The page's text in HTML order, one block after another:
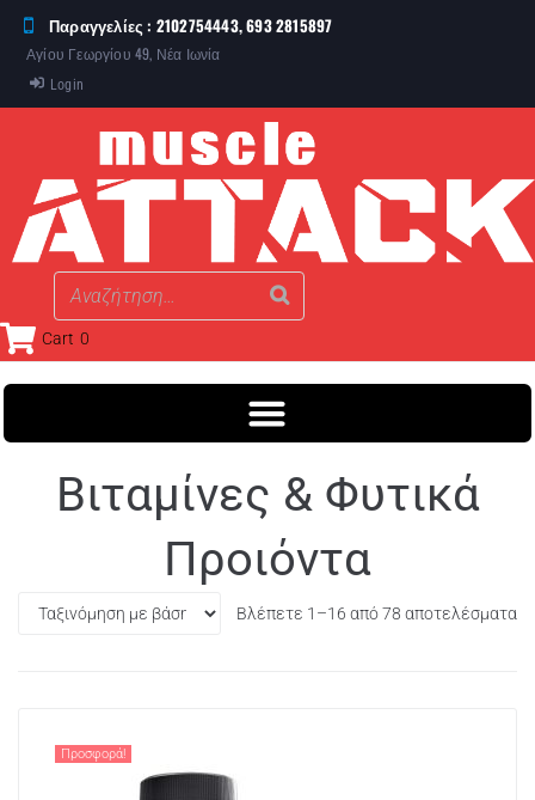
Παραγγελίες : 2102754443, 693 2815897
Αγίου Γεωργίου 49, Νέα Ιωνία
Login
Cart 0
Βιταμίνες & Φυτικά
Προιόντα
Βλέπετε 1–16 από 78 αποτελέσματα
Προσφορά!